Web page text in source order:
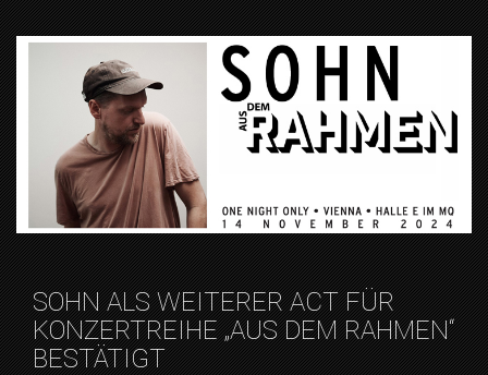
SOHN ALS WEITERER ACT FÜR
KONZERTREIHE „AUS DEM RAHMEN“
BESTÄTIGT